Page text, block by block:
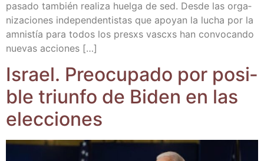
pasa­do tam­bién rea­li­za huel­ga de sed. Des­de las orga­
ni­za­cio­nes inde­pen­den­tis­tas que apo­yan la lucha por la
amnis­tía para todos los presxs vascxs han con­vo­can­do
nue­vas acciones […]
Israel. Preo­cu­pa­do por posi­
ble triun­fo de Biden en las
elecciones